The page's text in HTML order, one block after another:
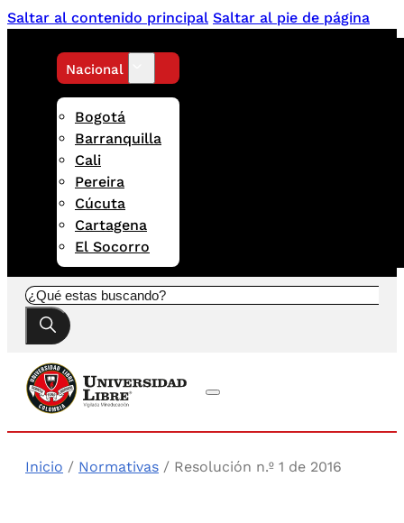
Saltar al contenido principal Saltar al pie de página
Nacional
Bogotá
Barranquilla
Cali
Pereira
Cúcuta
Cartagena
El Socorro
Buscar
Inicio / Normativas / Resolución n.º 1 de 2016